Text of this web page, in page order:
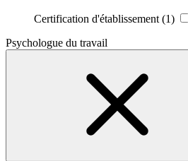
Certification d'établissement (1)
Psychologue du travail